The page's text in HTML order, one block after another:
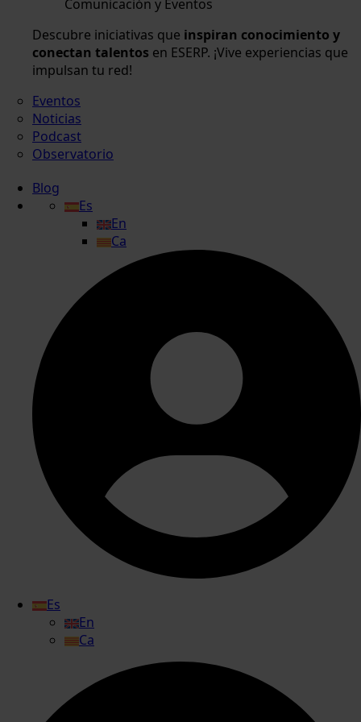
Comunicación y Eventos
Descubre iniciativas que inspiran conocimiento y
conectan talentos en ESERP. ¡Vive experiencias que
impulsan tu red!
Eventos
Noticias
Podcast
Observatorio
Blog
Es
En
Ca
Es
En
Ca